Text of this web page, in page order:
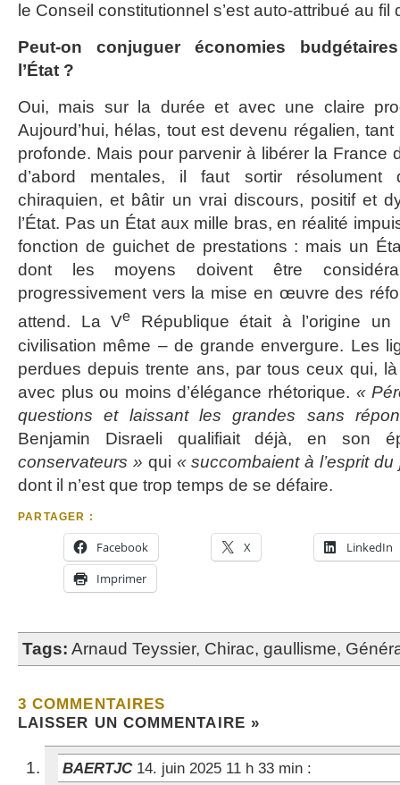
le Conseil constitutionnel s’est auto-attribué au
Peut-on conjuguer économies
l’État ?
Oui, mais sur la durée et avec une claire
Aujourd’hui, hélas, tout est devenu régalien,
profonde. Mais pour parvenir à libérer la France
d’abord mentales, il faut sortir résolument
chiraquien, et bâtir un vrai discours, positif et
l’État. Pas un État aux mille bras, en réalité
fonction de guichet de prestations : mais un
dont les moyens doivent être
progressivement vers la mise en œuvre des
attend. La Ve
République était à l’origine
civilisation même – de grande envergure. Les
perdues depuis trente ans, par tous ceux qui,
avec plus ou moins d’élégance rhétorique. «
questions et laissant les grandes sans
Benjamin Disraeli qualifiait déjà, en son
conservateurs » qui « succombaient à l’esprit du
dont il n’est que trop temps de se défaire.
PARTAGER :
Facebook X
LinkedIn
Imprimer
Tags: Arnaud Teyssier, Chirac, gaullisme,
3 COMMENTAIRES
LAISSER UN COMMENTAIRE »
BAERTJC 14. juin 2025 11 h 33 min :